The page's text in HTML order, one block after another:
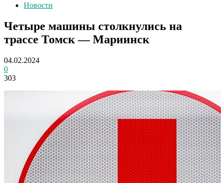
Новости
Четыре машины столкнулись на
трассе Томск — Мариинск
04.02.2024
0
303